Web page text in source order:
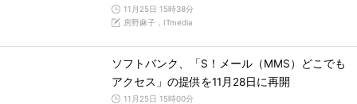
11月25日 15時38分
房野麻子，ITmedia
ソフトバンク、「S！メール（MMS）どこでも
アクセス」の提供を11月28日に再開
11月25日 15時00分